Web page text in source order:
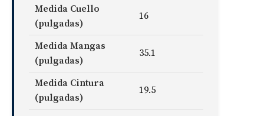
Medida Cuello
(pulgadas)
16
Medida Mangas
(pulgadas)
35.1
Medida Cintura
(pulgadas)
19.5